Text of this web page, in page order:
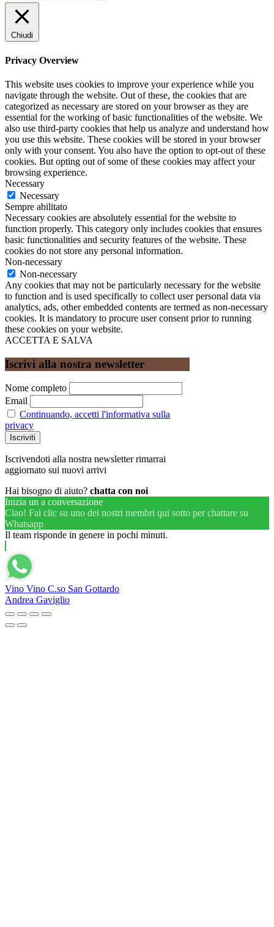
Chiudi
Privacy Overview
This website uses cookies to improve your experience while you
navigate through the website. Out of these, the cookies that are
categorized as necessary are stored on your browser as they are
essential for the working of basic functionalities of the website. We
also use third-party cookies that help us analyze and understand how
you use this website. These cookies will be stored in your browser
only with your consent. You also have the option to opt-out of these
cookies. But opting out of some of these cookies may affect your
browsing experience.
Necessary
Necessary
Sempre abilitato
Necessary cookies are absolutely essential for the website to
function properly. This category only includes cookies that ensures
basic functionalities and security features of the website. These
cookies do not store any personal information.
Non-necessary
Non-necessary
Any cookies that may not be particularly necessary for the website
to function and is used specifically to collect user personal data via
analytics, ads, other embedded contents are termed as non-necessary
cookies. It is mandatory to procure user consent prior to running
these cookies on your website.
ACCETTA E SALVA
Iscrivi alla nostra newsletter
Nome completo
Email
Continuando, accetti l'informativa sulla
privacy
Iscrivendoti alla nostra newsletter rimarrai
aggiornato sui nuovi arrivi
Hai bisogno di aiuto? chatta con noi
Inizia un a conversazione
Ciao! Fai clic su uno dei nostri membri qui sotto per chattare su
Whatsapp
Il team risponde in genere in pochi minuti.
Vino Vino C.so San Gottardo
Andrea Gaviglio